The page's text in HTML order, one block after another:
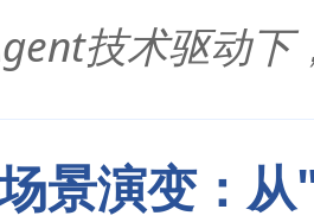
技术驱动下
景演变：